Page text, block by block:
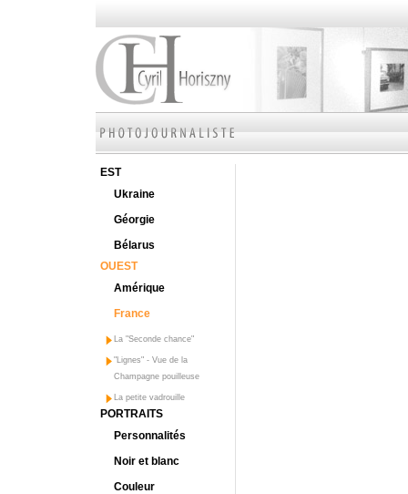
EST
Ukraine
Géorgie
Bélarus
OUEST
Amérique
France
La "Seconde chance"
"Lignes" - Vue de la
Champagne pouilleuse
La petite vadrouille
PORTRAITS
Personnalités
Noir et blanc
Couleur